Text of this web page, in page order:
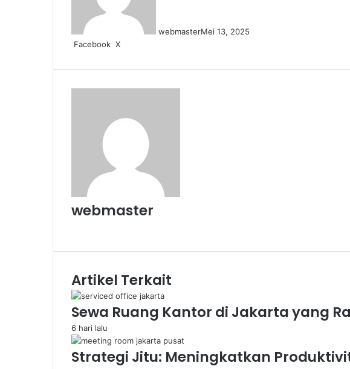
webmasterMei 13, 2025
Facebook X
Email
webmaster
Artikel Terkait
Sewa Ruang Kantor di Jakarta yang
6 hari lalu
Strategi Jitu: Meningkatkan